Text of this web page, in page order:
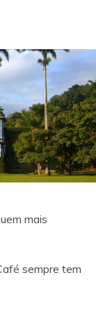
mais
sempre tem